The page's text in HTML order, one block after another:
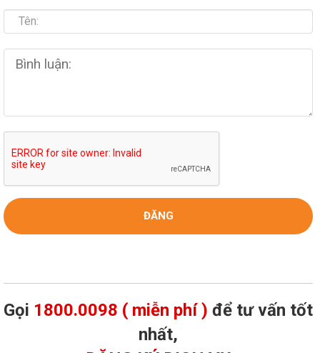
Gọi 1800.0098 ( miễn phí ) để tư vấn tốt
nhất,